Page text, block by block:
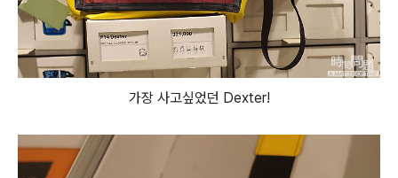
가장 사고싶었던 Dexter!